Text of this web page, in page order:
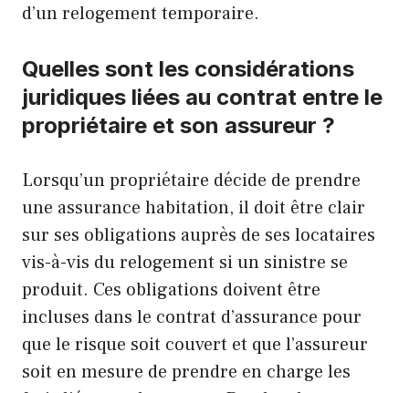
d’un relogement temporaire.
Quelles sont les considérations
juridiques liées au contrat entre le
propriétaire et son assureur ?
Lorsqu’un propriétaire décide de prendre
une assurance habitation, il doit être clair
sur ses obligations auprès de ses locataires
vis-à-vis du relogement si un sinistre se
produit. Ces obligations doivent être
incluses dans le contrat d’assurance pour
que le risque soit couvert et que l’assureur
soit en mesure de prendre en charge les